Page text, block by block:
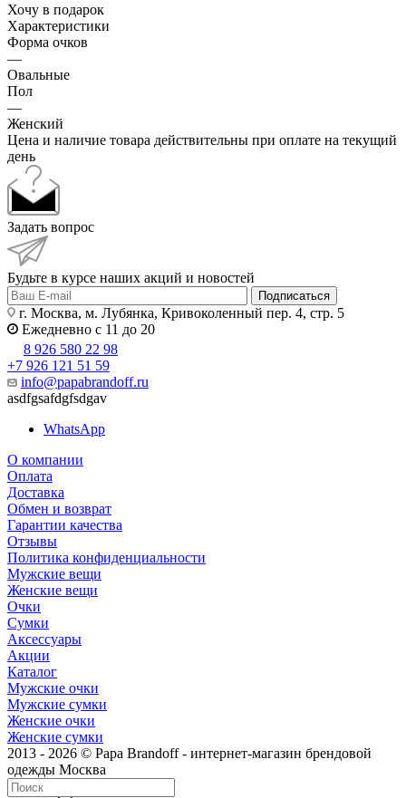
Хочу в подарок
Характеристики
Форма очков
—
Овальные
Пол
—
Женский
Цена и наличие товара действительны при оплате на текущий
день
Задать вопрос
Будьте в курсе наших акций и новостей
Подписаться
г. Москва, м. Лубянка, Кривоколенный пер. 4, стр. 5
Ежедневно с 11 до 20
8 926 580 22 98
+7 926 121 51 59
info@papabrandoff.ru
asdfgsafdgfsdgav
WhatsApp
О компании
Оплата
Доставка
Обмен и возврат
Гарантии качества
Отзывы
Политика конфиденциальности
Мужские вещи
Женские вещи
Очки
Сумки
Аксессуары
Акции
Каталог
Мужские очки
Мужские сумки
Женские очки
Женские сумки
2013 - 2026 © Papa Brandoff - интернет-магазин брендовой
одежды Москва